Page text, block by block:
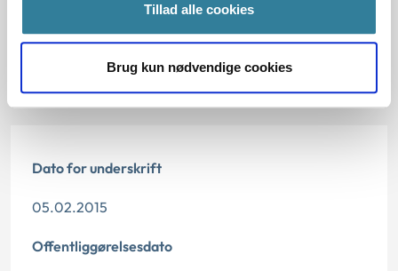
Tillad alle cookies
Brug kun nødvendige cookies
4. Den konkrete afgørelse
Begrundelsen for afgørelsen
Dato for underskrift
05.02.2015
Offentliggørelsesdato